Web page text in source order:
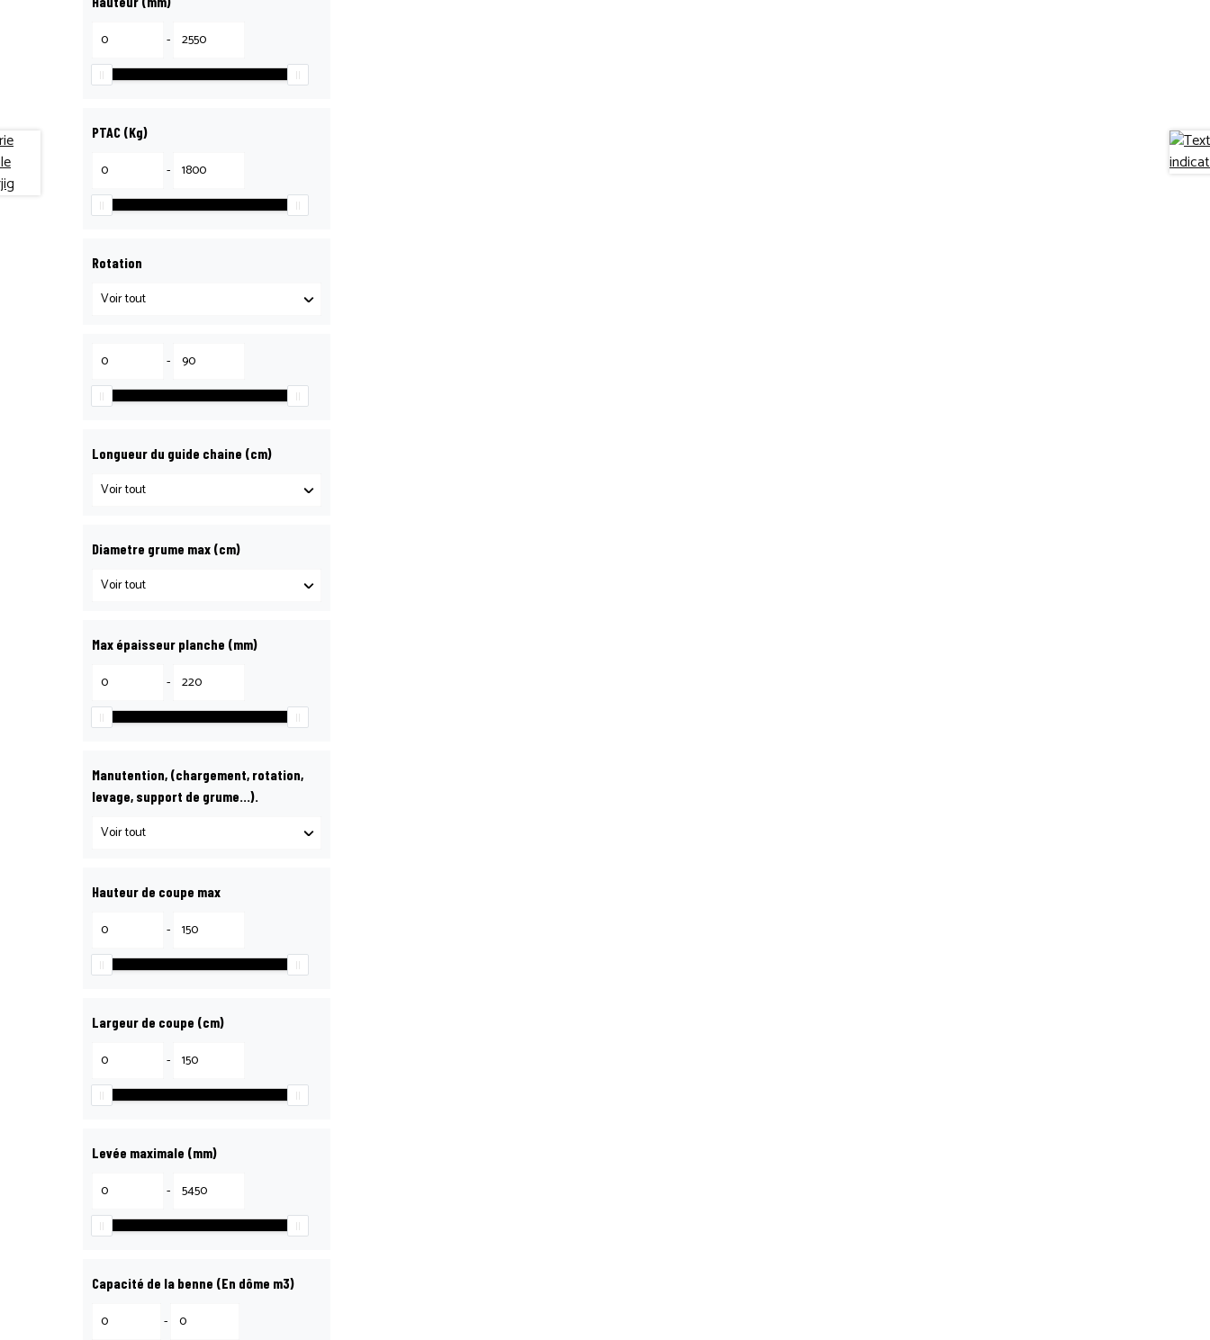
-
PTAC (Kg)
-
Rotation
-
Longueur du guide chaine (cm)
Diametre grume max (cm)
Max épaisseur planche (mm)
-
Manutention, (chargement, rotation,
levage, support de grume…).
Hauteur de coupe max
-
Largeur de coupe (cm)
-
Levée maximale (mm)
-
Capacité de la benne (En dôme m3)
-